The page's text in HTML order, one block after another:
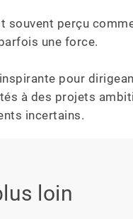
souvent perçu
une force.
pour
à des projets
incertains.
loin